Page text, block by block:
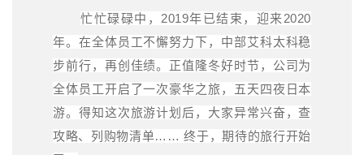
忙忙碌碌中，2019年已结束，迎来2020
年。在全体员工不懈努力下，中部艾科太科稳
步前行，再创佳绩。正值隆冬好时节，公司为
全体员工开启了一次豪华之旅，五天四夜日本
游。得知这次旅游计划后，大家异常兴奋，查
攻略、列购物清单…… 终于，期待的旅行开始